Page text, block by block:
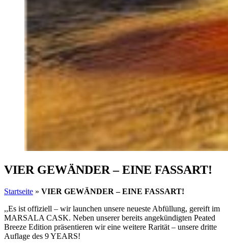
VIER GEWÄNDER – EINE FASSART!
Startseite » VIER GEWÄNDER – EINE FASSART!
,,Es ist offiziell – wir launchen unsere neueste Abfüllung, gereift im
MARSALA CASK. Neben unserer bereits angekündigten Peated
Breeze Edition präsentieren wir eine weitere Rarität – unsere dritte
Auflage des 9 YEARS!